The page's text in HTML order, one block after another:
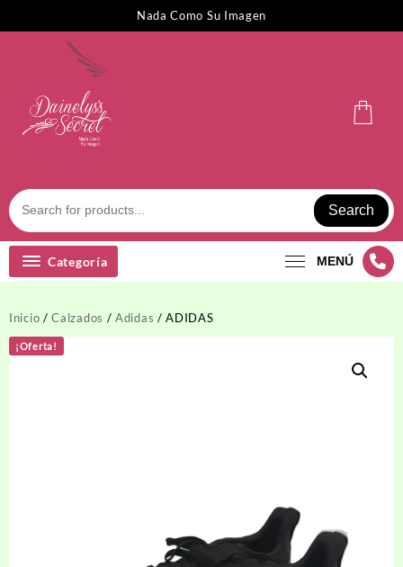
Nada Como Su Imagen
Search
Categoría MENÚ
Inicio /Calzados /Adidas / ADIDAS
¡Oferta!